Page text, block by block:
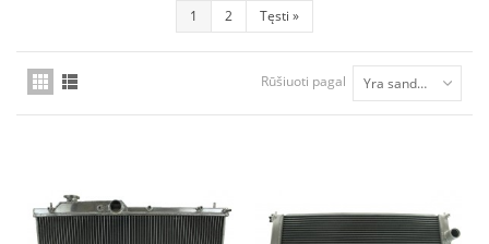
1 2 Tęsti »
Rūšiuoti pagal Yra sandėlyje